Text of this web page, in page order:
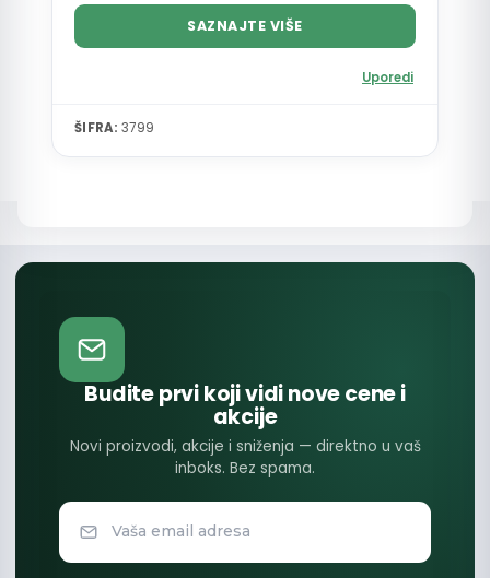
SAZNAJTE VIŠE
Uporedi
ŠIFRA: 3799
Budite prvi koji vidi nove cene i
akcije
Novi proizvodi, akcije i sniženja — direktno u vaš
inboks. Bez spama.